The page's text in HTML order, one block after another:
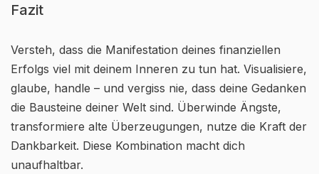
Fazit
Versteh, dass die Manifestation deines finanziellen
Erfolgs viel mit deinem Inneren zu tun hat. Visualisiere,
glaube, handle – und vergiss nie, dass deine Gedanken
die Bausteine deiner Welt sind. Überwinde Ängste,
transformiere alte Überzeugungen, nutze die Kraft der
Dankbarkeit. Diese Kombination macht dich
unaufhaltbar.